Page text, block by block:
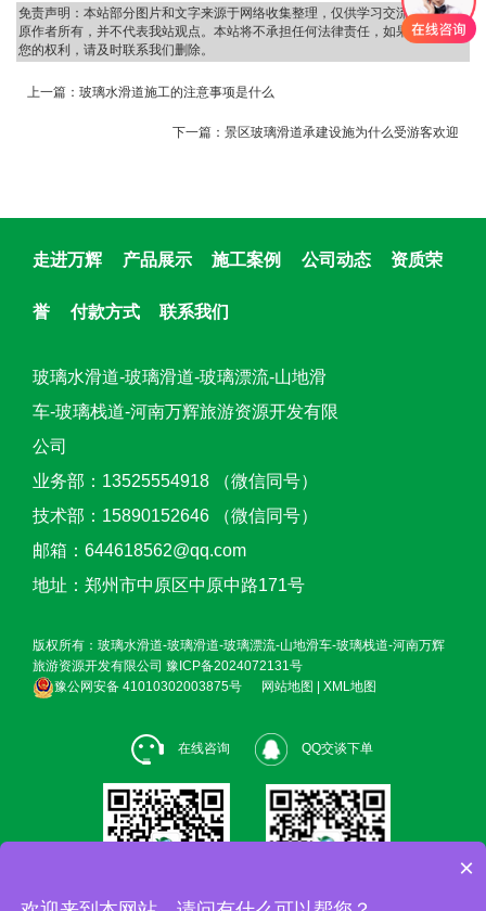
免责声明：本站部分图片和文字来源于网络收集整理，仅供学习交流，版权归
原作者所有，并不代表我站观点。本站将不承担任何法律责任，如果有侵犯到
您的权利，请及时联系我们删除。
上一篇： 玻璃水滑道施工的注意事项是什么
下一篇： 景区玻璃滑道承建设施为什么受游客欢迎
走进万辉 产品展示 施工案例 公司动态 资质荣
誉 付款方式 联系我们
玻璃水滑道-玻璃滑道-玻璃漂流-山地滑
车-玻璃栈道-河南万辉旅游资源开发有限
公司
业务部：13525554918 （微信同号）
技术部：15890152646 （微信同号）
邮箱：644618562@qq.com
地址：郑州市中原区中原中路171号
版权所有：玻璃水滑道-玻璃滑道-玻璃漂流-山地滑车-玻璃栈道-河南万辉
旅游资源开发有限公司 豫ICP备2024072131号
豫公网安备 41010302003875号
网站地图 | XML地图
在线咨询 QQ交谈下单
×